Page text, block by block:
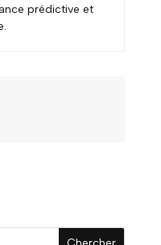
prédictive et